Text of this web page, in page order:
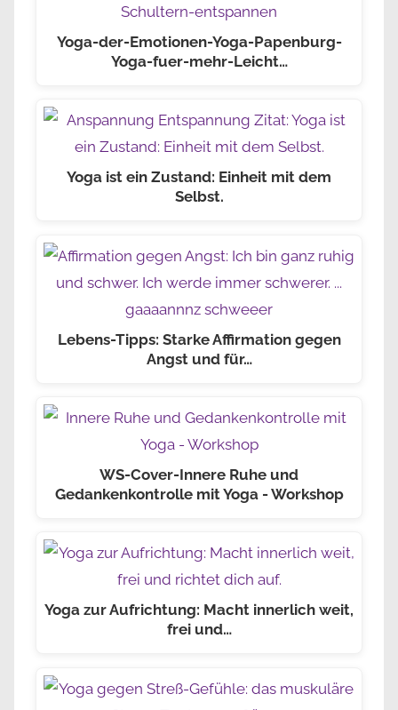
Yoga-der-Emotionen-Yoga-Papenburg-
Yoga-fuer-mehr-Leicht…
Yoga ist ein Zustand: Einheit mit dem
Selbst.
Lebens-Tipps: Starke Affirmation gegen
Angst und für…
WS-Cover-Innere Ruhe und
Gedankenkontrolle mit Yoga - Workshop
Yoga zur Aufrichtung: Macht innerlich weit,
frei und…